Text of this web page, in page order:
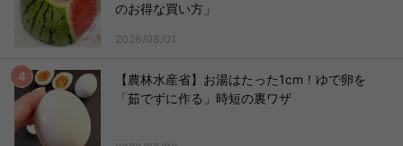
のお得な買い方」
2026/08/01
【農林水産省】お湯はたった1cm！ゆで卵を
「茹でずに作る」時短の裏ワザ